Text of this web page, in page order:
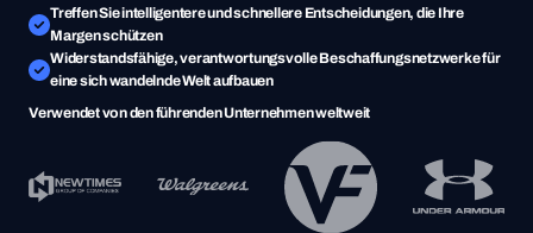
Treffen Sie intelligentere und schnellere Entscheidungen, die Ihre
Margen schützen
Widerstandsfähige, verantwortungsvolle Beschaffungsnetzwerke für
eine sich wandelnde Welt aufbauen
Verwendet von den führenden Unternehmen weltweit